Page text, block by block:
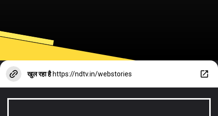
खुल रहा है https://ndtv.in/webstories